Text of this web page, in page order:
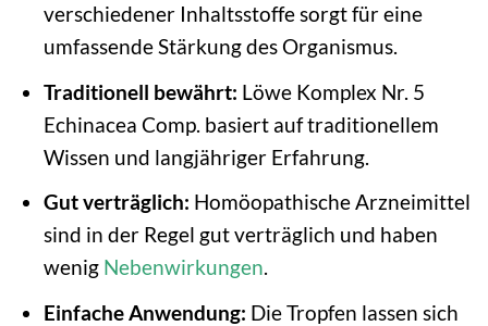
verschiedener Inhaltsstoffe sorgt für eine
umfassende Stärkung des Organismus.
Traditionell bewährt: Löwe Komplex Nr. 5
Echinacea Comp. basiert auf traditionellem
Wissen und langjähriger Erfahrung.
Gut verträglich: Homöopathische Arzneimittel
sind in der Regel gut verträglich und haben
wenig Nebenwirkungen.
Einfache Anwendung: Die Tropfen lassen sich